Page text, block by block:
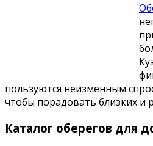
пользуются неизменным
чтобы порадовать близких
Каталог оберегов для